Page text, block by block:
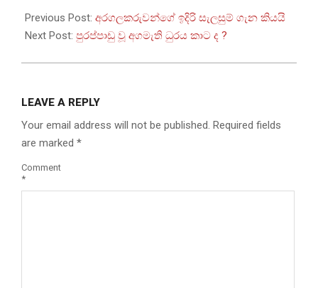
07-
21
Previous Post: අරගලකරුවන්ගේ ඉදිරි සැලසුම් ගැන කියයි
Next Post: පුරප්පාඩු වූ අගමැති ධුරය කාට ද ?
LEAVE A REPLY
Your email address will not be published. Required fields
are marked *
Comment
*